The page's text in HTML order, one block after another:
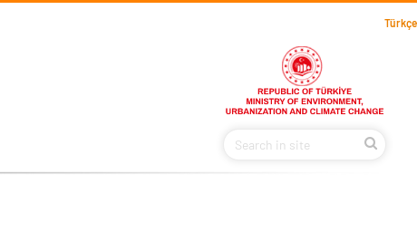
Türkçe